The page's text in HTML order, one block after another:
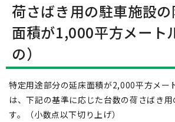
荷さばき用の駐車施設
面積が1,000平方メート
の）
特定用途部分の延床面積が2,000平方メー
は、下記の基準に応じた台数の荷さばき
す。（小数点以下切り上げ）